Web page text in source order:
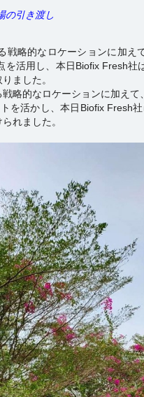
の引き渡し
略的なロケーションに加え
活用し、本日Biofix Fresh社
ました。
略的なロケーションに加えて
を活かし、本日Biofix Fresh
れました。